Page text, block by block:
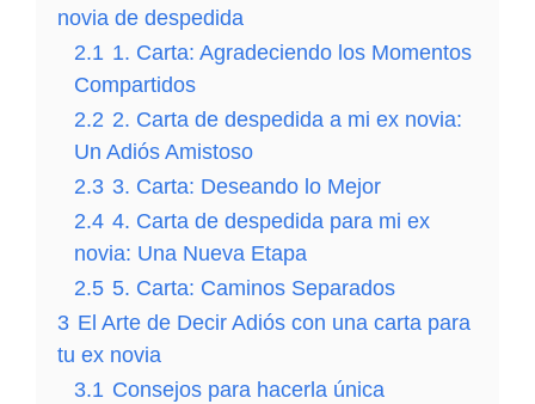
671
¡Esto te Va a SORPRENDER!💌💖 ¡Descubre lo que
Siento!.
CARTA de AMOR y AMISTAD 💌❤️🕊️ [El Vínculo
entre Amor y Amistad Carta que Revela el Corazón]
Carta De Amor Escrita a Mano💌💗[Amor en letras
Revelando Mis Sentimientos Más Íntimos]
novia de despedida
2.1 1. Carta: Agradeciendo los Momentos
Compartidos
2.2 2. Carta de despedida a mi ex novia:
Un Adiós Amistoso
2.3 3. Carta: Deseando lo Mejor
2.4 4. Carta de despedida para mi ex
novia: Una Nueva Etapa
2.5 5. Carta: Caminos Separados
3 El Arte de Decir Adiós con una carta para
tu ex novia
3.1 Consejos para hacerla única